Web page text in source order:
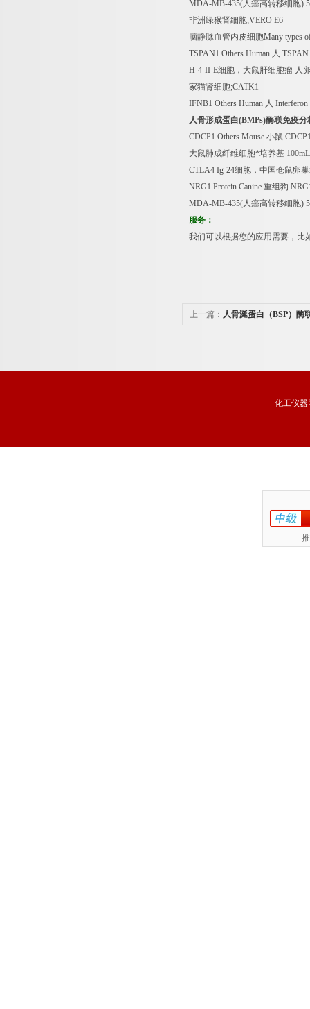
MDA-MB-435(人癌高转移细胞) 5
非洲绿猴肾细胞;VERO E6
脑静脉血管内皮细胞Many types
TSPAN1 Others Human 人
H-4-II-E细胞，大鼠肝细胞瘤 人
家猫肾细胞;CATK1
IFNB1 Others Human 人
人骨形成蛋白(BMPs)酶联免疫分
CDCP1 Others Mouse 小鼠
大鼠肺成纤维细胞*培养基 100mL
CTLA4 Ig-24细胞，中国仓鼠卵
NRG1 Protein Canine 重组狗
MDA-MB-435(人癌高转移细胞) 5
服务：
我们可以根据您的应用需要，比
上一篇： 人骨涎蛋白（BSP）酶
化工仪器